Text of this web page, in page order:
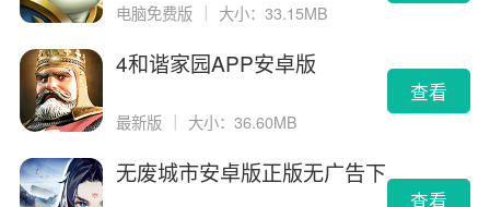
电脑免费版 ｜ 大小：33.15MB
4和谐家园APP安卓版
最新版 大小：36.60MB
查看
无废城市安卓版正版无广告下
查看